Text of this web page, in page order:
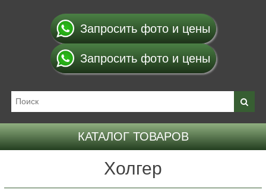
Запросить фото и цены
Запросить фото и цены
КАТАЛОГ ТОВАРОВ
Холгер